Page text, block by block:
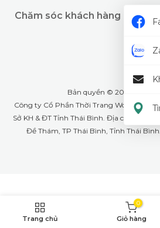
Chăm sóc khách hàng
Bản quyền © 2024 thuộc
Công ty Cổ Phần Thời Trang Woo Kids-
Sở KH & ĐT Tỉnh Thái Bình. Địa chỉ văn
Đề Thám, TP Thái Bình, Tỉnh Thái
Trang chủ
0
Giỏ hàng